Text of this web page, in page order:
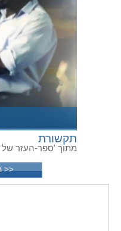
תקשורת
מתוך 'ספר-העזר של
<<